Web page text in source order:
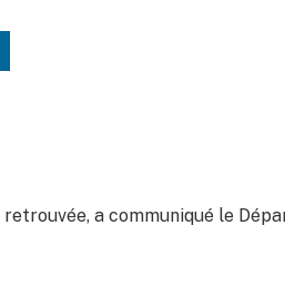
a communiqué le